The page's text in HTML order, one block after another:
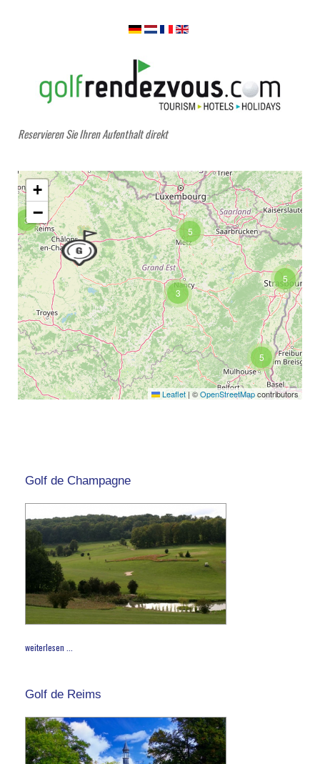
Reservieren Sie Ihren Aufenthalt direkt
3
5
3
5
5
+
−
Leaflet | ©OpenStreetMapcontributors
Golf de Champagne
weiterlesen ...
Golf de Reims